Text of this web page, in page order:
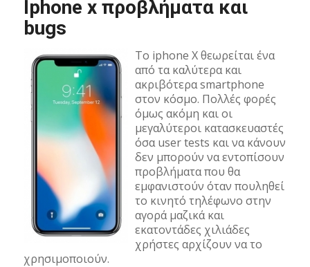
Iphone x προβλήματα και
bugs
Το iphone X θεωρείται ένα
από τα καλύτερα και
ακριβότερα smartphone
στον κόσμο. Πολλές φορές
όμως ακόμη και οι
μεγαλύτεροι κατασκευαστές
όσα user tests και να κάνουν
δεν μπορούν να εντοπίσουν
προβλήματα που θα
εμφανιστούν όταν πουληθεί
το κινητό τηλέφωνο στην
αγορά μαζικά και
εκατοντάδες χιλιάδες
χρήστες αρχίζουν να το
χρησιμοποιούν.